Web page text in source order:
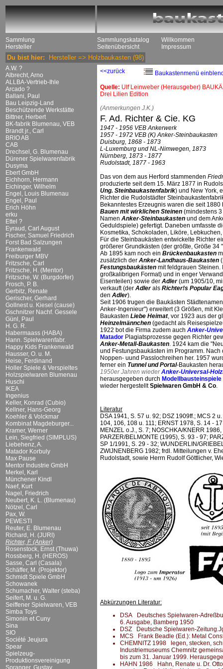
Sammlung
Hersteller
Sammlungskatalog
Seitenübersicht
Willkommen
Impressum
Du bist hier: Hersteller => Holzbaukasten (98)
A.W. ?
Albrecht, Arno
ALLBA-Vertrieb-Ihle
Arcado ?
Ballani, Paul
Bau Leipzig-Land
Beschützende Werkstätte
Bittner, Herbert
BK-fabrik Blumenau, VEB
Brandt jr., Carl
BRIO AB
CAB
Drechsel, G. Blumenau
Dürener Spielwarenfabrik
Dusyma
Ebert GmbH
Eichhorn, Hermann
Eichinger, Wilhelm
Engel, Louis Blumenau
Engel, Paul
Erich Höhn
erku
Ettel ?
Eyraud, Carl August
Fischer, Samuel Friedrich
Forst Bad Salzungen
Frankenwald
Freiburger MBV
Fritzsche, Carl
Fritzsche, H. (Mentor)
Fritzsche, W. (Burgdorfer)
Frosch, P. B.
Gerbitz, Renate
Gerischer, Gerhard
Gollnest u. Kiesel (cause)
Gschnitzer Nachf. Gessele
Günl, Paul
H. G. R.
Habermaass (HABA)
Hann. Spielwarenfabr.
Happy Kids Frankenwald
Hausser, O. u. M.
Heise, Ferdinand
Holler Spiele & Verspieltes
Holzspielwaren Blumenau
Huschi
IKEA
Ingenius
Keller, Konrad (Cubio)
Kellner, Hans-Georg
Koehler & Volckmar
Kombinat Magdeburger...
Kramer, Werner
Lein, Siegfried (SIMPLUS)
Liebehenz, A.
Matador Korbuly
Max Pause
Mentor Industrie GmbH
Merkel, Karl
Münchener Kindl
Naef, Kurt
Nagel, Friedrich
Neubert, K. L. (Blumenau)
Nötzel, Carl
Pax, W.
PEWESTI
Reuter, E. Blumenau
Richard, H. (JURI)
Richter, F. (Anker)
Rosenstock, Ernst (Thuwa)
Rossberg, H. (HEROS)
Sasse, Carl (Casala)
Schäffer, M. (Projektor)
Schmidt Spiele GmbH
Schowanek
Schumacher, Walter (steba)
Seifert, M. u. G.
Seiffener Spielwaren, VEB
Simba Toys
Simonin et Cuny
Sina
SIO
Société Jeujura
Spear
Spielzeug-
Produktionsvereinigung
Spranger, Gustav
<<zurück
Baukastenmenü
Quelle: Ulf Leinweber (Herausgeber)
Drei Lilien Edition
(Anmerkungen J.K.)
F. Ad. Richter & Cie. KG
1947 - 1956 VEB Ankerwerk
1957 - 1972 VEB (K) Anker-Steinbaukasten
Duisburg, 1868 - 1873
L-Luxemburg und NL-Nimwegen, 1873
Nürnberg, 1873 - 1877
Rudolstadt, 1877 - 1963
Das von dem aus Herford stammenden
produzierte seit dem 15. März 1877 in
Ung. Steinbaukastenfabrik) und New York,
Richter die Rudolstädter
Bekanntestes Erzeugnis waren die seit
Bauen mit wirklichen Steinen (mindestens
Namen Anker-Steinbaukasten und dem
Geduldspiele) gefertigt. Daneben umfasste
Kosmetika, Schokoladen, Liköre,
Für die Steinbaukästen entwickelte Richter
größerer Grundkästen (der größte, Größe
Ab 1895 kam noch ein Brückenbaukasten
zusätzlich der Anker-Landhaus-Baukasten
Festungsbaukästen mit feldgrauen
großkalibrigen Format) und in enger
Eisenteilen) sowie der Adler(um 1905/10,
verkauft (der Adlerals Richter!s Popular
den Adler).
Seit 1906 trugen die Baukästen
Anker-Ingenieur") erweitert (3 Größen, mit
Baukasten Liebe Heimat, vor 1923 aus der
Heinzelmännchen (gedacht als
1922 bot die Firma zudem auch Anker-
Matador Plagiatsprozesse gegen Richter
Anker-Metall-Baukasten. 1924 kam die
und Festungsbaukästen im Programm.
Noppen- uund Passlochreihen her. 1957
ferner ein Tunnel und Portal-Baukasten
1950er Jahren wiederAnker-Universal-
herausgegeben durch Modellbausteinspiele
wieder hergestelltSpielwaren GmbH & Co.
Literatur
DSA 1941, S. 57 u. 92; DSZ 1909ff.; MCS 2
104, 106, 108 u. 111; ERNST 1978, S. 14 -
MENZEL o.J., S. 7; NOSCHKA/KNERR
PARZER/BELMONTE (1995), S. 93 - 97;
SP 1/1991, S. 29 - 32; WUNDERLIN/
ZWIJNENBERG 1982; frdl. Mitteilungen v.
Rudolstadt, sowie Herrn Rudolf Göttlicher,
Abkürzungen Literatur:
DSA Deutsches Spielwaren-
6. Ausgabe, Bamberg 1950
DSZ Deutsche Spielwaren-
MCS Frank Beadle (Ed.): Metal
CHEMNITZ 1998 legen, stecken,
Industriemuseums Chemnitz
bis zum 31. Januar 1999.
HAHN 1986 Hahn, Renate u. Dr.